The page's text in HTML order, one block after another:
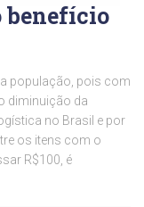
benefício
população, pois com
diminuição da
no Brasil e por
os itens com o
R$100, é